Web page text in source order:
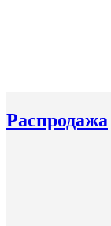
Распродажа